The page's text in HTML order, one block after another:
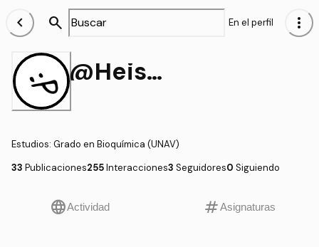
chevron_left search En el perfil more_vert
@Heisenberg4
Estudios: Grado en Bioquímica (UNAV)
33 Publicaciones255Interacciones3 Seguidores0 Siguiendo
languageActividad tagAsignaturas